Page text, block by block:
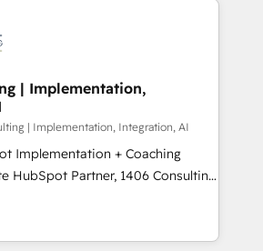
to online and offline sales
to optimize processes and meet
part of Impresoft
specialized and complementary
their offer into 4
Smart Manufacturing,
by these integrations,
combination of talents, skills,
| Implementation,
| Implementation, Integration, AI
Implementation + Coaching
revenue teams transform how
serve. We don't just build your
your team to own it, then stay